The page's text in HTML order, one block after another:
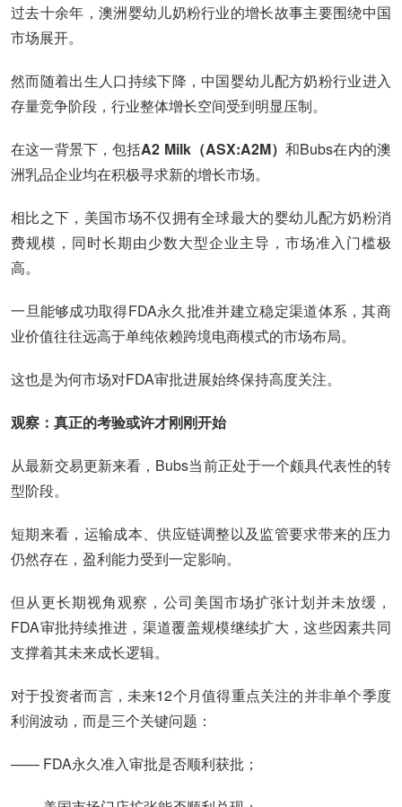
过去十余年，澳洲婴幼儿奶粉行业的增长故事主要围绕中国
市场展开。
然而随着出生人口持续下降，中国婴幼儿配方奶粉行业进入
存量竞争阶段，行业整体增长空间受到明显压制。
在这一背景下，包括A2 Milk（ASX:A2M）和Bubs在内的澳
洲乳品企业均在积极寻求新的增长市场。
相比之下，美国市场不仅拥有全球最大的婴幼儿配方奶粉消
费规模，同时长期由少数大型企业主导，市场准入门槛极
高。
一旦能够成功取得FDA永久批准并建立稳定渠道体系，其商
业价值往往远高于单纯依赖跨境电商模式的市场布局。
这也是为何市场对FDA审批进展始终保持高度关注。
观察：真正的考验或许才刚刚开始
从最新交易更新来看，Bubs当前正处于一个颇具代表性的转
型阶段。
短期来看，运输成本、供应链调整以及监管要求带来的压力
仍然存在，盈利能力受到一定影响。
但从更长期视角观察，公司美国市场扩张计划并未放缓，
FDA审批持续推进，渠道覆盖规模继续扩大，这些因素共同
支撑着其未来成长逻辑。
对于投资者而言，未来12个月值得重点关注的并非单个季度
利润波动，而是三个关键问题：
—— FDA永久准入审批是否顺利获批；